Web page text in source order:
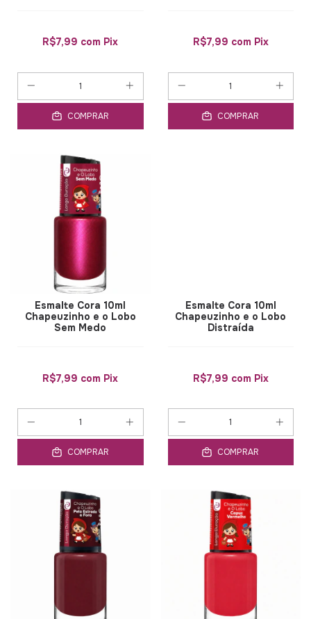
R$7,99 com Pix
COMPRAR
R$7,99 com Pix
COMPRAR
Esmalte Cora 10ml
Chapeuzinho e o Lobo
Sem Medo
R$7,99 com Pix
COMPRAR
Esmalte Cora 10ml
Chapeuzinho e o Lobo
Distraída
R$7,99 com Pix
COMPRAR